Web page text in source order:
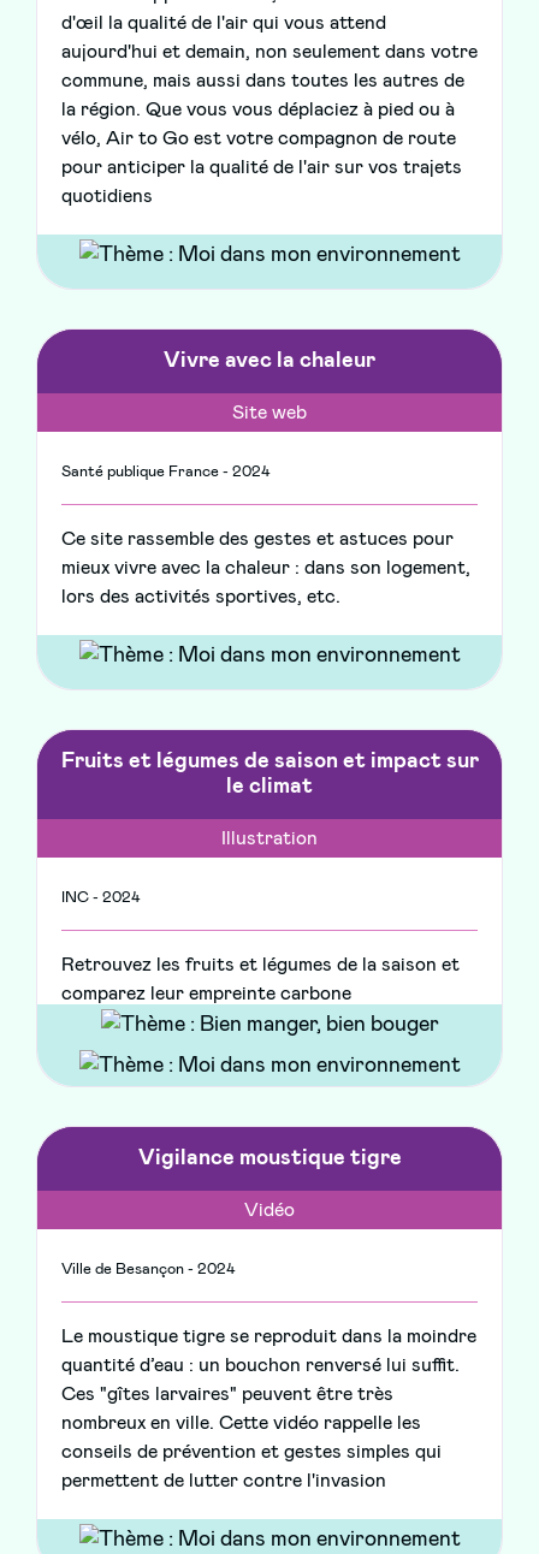
d'œil la qualité de l'air qui vous attend
aujourd'hui et demain, non seulement dans votre
commune, mais aussi dans toutes les autres de
la région. Que vous vous déplaciez à pied ou à
vélo, Air to Go est votre compagnon de route
pour anticiper la qualité de l'air sur vos trajets
quotidiens
Vivre avec la chaleur
Site web
Santé publique France - 2024
Ce site rassemble des gestes et astuces pour
mieux vivre avec la chaleur : dans son logement,
lors des activités sportives, etc.
Fruits et légumes de saison et impact sur
le climat
Illustration
INC - 2024
Retrouvez les fruits et légumes de la saison et
comparez leur empreinte carbone
Vigilance moustique tigre
Vidéo
Ville de Besançon - 2024
Le moustique tigre se reproduit dans la moindre
quantité d’eau : un bouchon renversé lui suffit.
Ces "gîtes larvaires" peuvent être très
nombreux en ville. Cette vidéo rappelle les
conseils de prévention et gestes simples qui
permettent de lutter contre l'invasion